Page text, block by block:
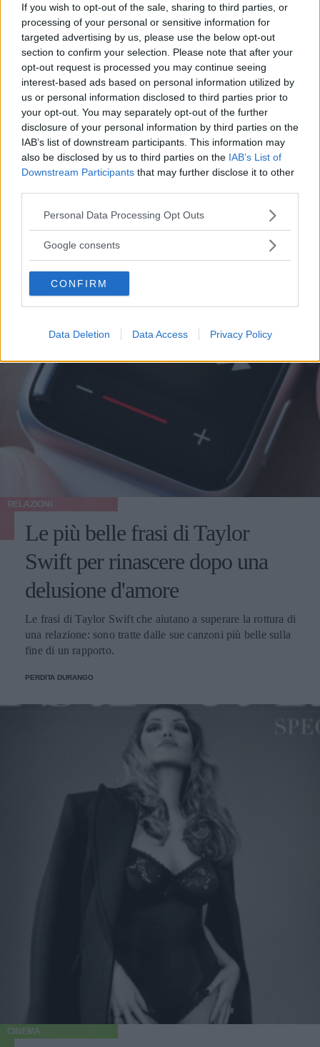
If you wish to opt-out of the sale, sharing to third parties, or
processing of your personal or sensitive information for
targeted advertising by us, please use the below opt-out
section to confirm your selection. Please note that after your
opt-out request is processed you may continue seeing
interest-based ads based on personal information utilized by
us or personal information disclosed to third parties prior to
your opt-out. You may separately opt-out of the further
disclosure of your personal information by third parties on the
IAB’s list of downstream participants. This information may
also be disclosed by us to third parties on the IAB’s List of
Downstream Participants that may further disclose it to other
Please note that this website/app uses one or more Google
not limited to your visit or usage behaviour. You may click to
use your data for below specified purposes in below Google
consent section.
Personal Data Processing Opt Outs
Google consents
CONFIRM
Data Deletion Data Access Privacy Policy
Frasi di Mare Fuori: le più belle
e significative della serie cult
Dai Romeo e Giulietta di Napoli al riscatto in un Ipm
immaginario: Mare Fuori è una serie che non lascia
indifferenti. Ecco le migliori frasi pronunciate dai
personaggi.
RELAZIONI
Le più belle frasi di Taylor
Swift per rinascere dopo una
delusione d'amore
Le frasi di Taylor Swift che aiutano a superare la rottura di
una relazione: sono tratte dalle sue canzoni più belle sulla
fine di un rapporto.
PERDITA DURANGO
CINEMA